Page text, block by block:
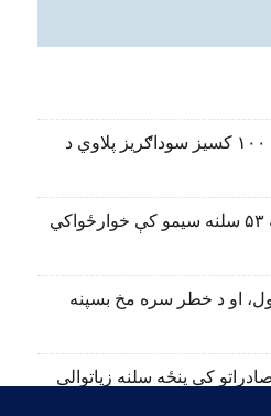
افغانستان ترکمنستان ته د ۱۰۰ کسیز سوداګریز پلاوي د
نوې ارزونه: د افغانستان په ۵۳ سلنه سیمو کې خوارځواکي
او د خطر سره مخ بسپنه
کې پنځه سلنه زیاتوالی